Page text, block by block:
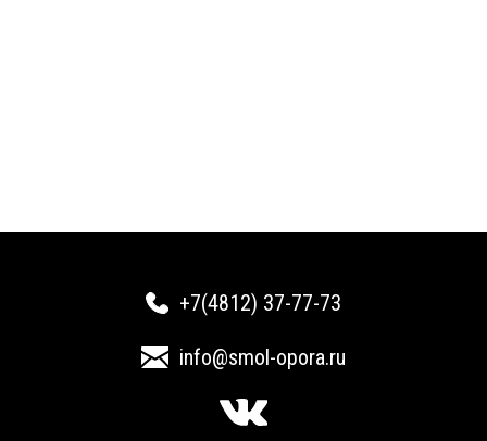
+7(4812) 37-77-73
info@smol-opora.ru